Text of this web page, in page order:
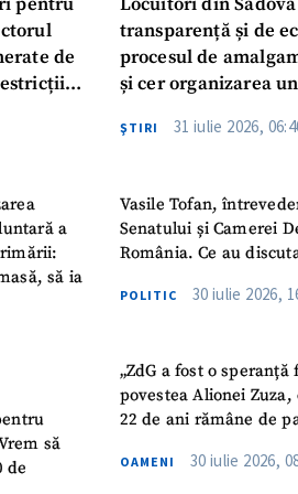
pentru
de
a
să ia
să
de
Locuitori din
transparență și de
procesul de
și cer organizarea
ŞTIRI 31 iulie 2026,
Vasile Tofan,
Senatului și Camerei
România. Ce au
POLITIC 30 iulie 2026,
„ZdG a fost o speranță
povestea Alionei
22 de ani rămâne de
OAMENI 30 iulie 2026,